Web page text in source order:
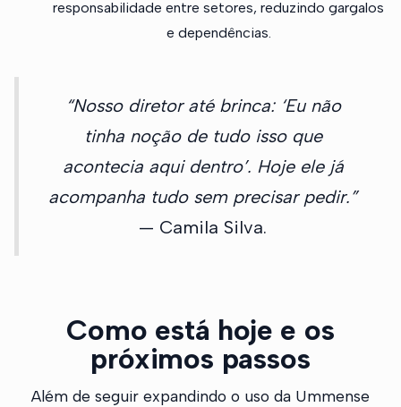
responsabilidade entre setores, reduzindo gargalos
e dependências.
“Nosso diretor até brinca: ‘Eu não
tinha noção de tudo isso que
acontecia aqui dentro’. Hoje ele já
acompanha tudo sem precisar pedir.”
— Camila Silva.
Como está hoje e os
próximos passos
Além de seguir expandindo o uso da Ummense